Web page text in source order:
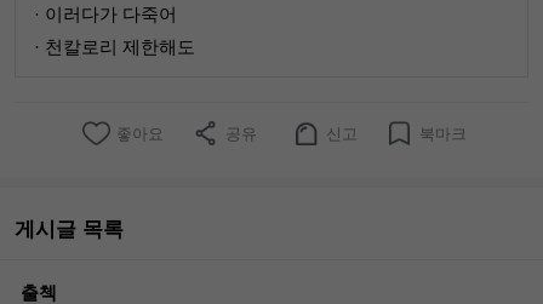
· 이러다가 다죽어
· 천칼로리 제한해도
좋아요 공유 신고 북마크
게시글 목록
출첵